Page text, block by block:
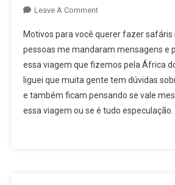
Leave A CommentOn
Para
Você
Querer
Fazer
Safáris
Na
Motivos para você querer fazer
pessoas me mandaram mensagens e
essa viagem que fizemos pela África
liguei que muita gente tem dúvidas
e também ficam pensando se vale
essa viagem ou se é tudo especulação.